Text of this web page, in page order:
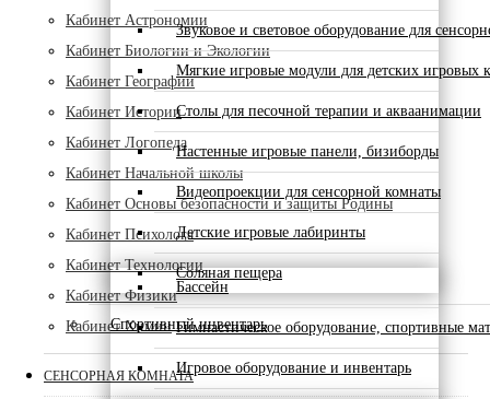
Звуковое и световое оборудование для
Мягкие игровые модули для детских игровых
Столы для песочной терапии и акваанимации
Настенные игровые панели, бизиборды
Видеопроекции для сенсорной комнаты
Детские игровые лабиринты
Соляная пещера
Спортивный инвентарь
Бассейн
Гимнастическое оборудование, спортивные
Игровое оборудование и инвентарь
Кабинет Астрономии
Кабинет Биологии и Экологии
Кабинет Географии
Кабинет Истории
Кабинет Логопеда
Кабинет Начальной школы
Кабинет Основы безопасности и защиты Родины
Кабинет Психолога
Кабинет Технологии
Кабинет Физики
Кабинет Химии
СЕНСОРНАЯ КОМНАТА